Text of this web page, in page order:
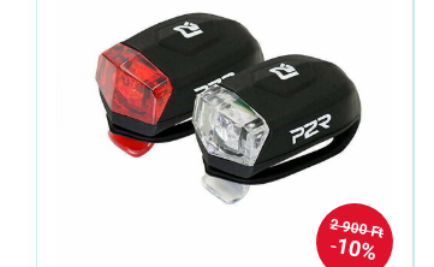
2 900 Ft
10%